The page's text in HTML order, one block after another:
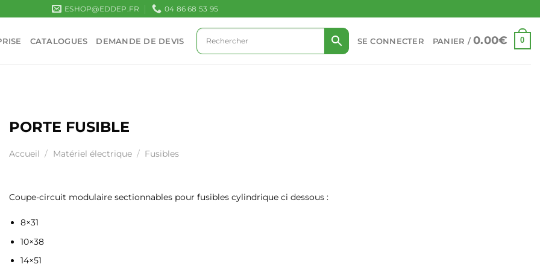
ESHOP@EDDEP.FR 04 86 68 53 95
CATALOGUES DEMANDE DE DEVIS SE CONNECTER PANIER /0.00€ 0
PORTE FUSIBLE
Accueil / Matériel électrique / Fusibles
Coupe-circuit modulaire sectionnables pour fusibles cylindrique ci dessous :
8×31
10×38
14×51